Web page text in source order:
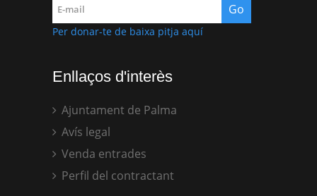
Per donar-te de baixa pitja aquí
Enllaços d'interès
Ajuntament de Palma
Avís legal
Venda entrades
Perfil del contractant